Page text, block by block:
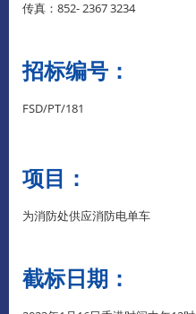
传真：852- 2367 3234
招标编号：
FSD/PT/181
项目：
为消防处供应消防电单车
截标日期：